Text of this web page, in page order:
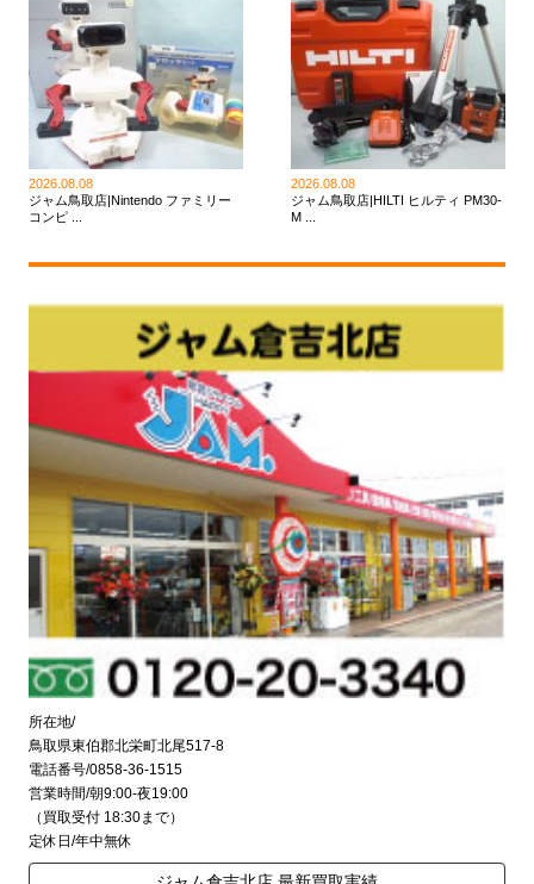
2026.08.08
ジャム鳥取店|Nintendo ファミリー
コンピ ...
2026.08.08
ジャム鳥取店|HILTI ヒルティ PM30-
M ...
所在地/
鳥取県東伯郡北栄町北尾517-8
電話番号/0858-36-1515
営業時間/朝9:00-夜19:00
（買取受付 18:30まで）
定休日/年中無休